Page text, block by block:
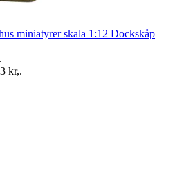
miniatyrer skala 1:12 Dockskåp
.
kr,.